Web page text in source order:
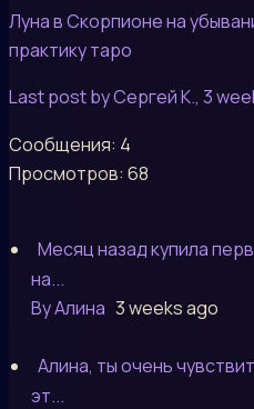
Луна в Скорпионе на
практику таро
Last post by Сергей К., 3
Сообщения: 4
Просмотров: 68
Месяц назад купила
на...
By Алина 3 weeks ago
Алина, ты очень
эт...